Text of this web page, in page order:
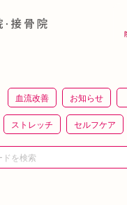
血流改善 お知らせ
ストレッチ セルフケア
キャンペーン 鍼灸